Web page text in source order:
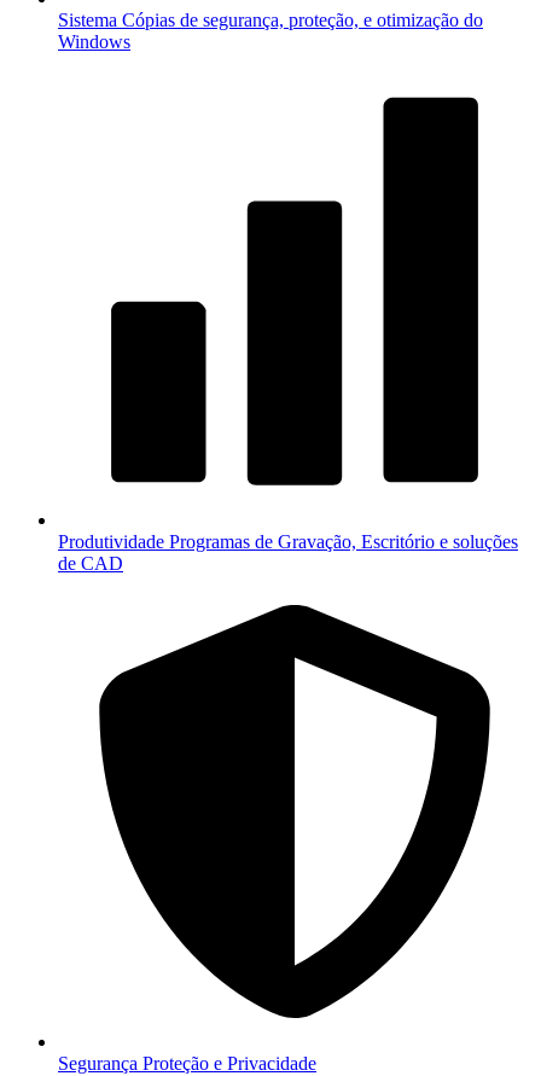
Sistema Cópias de segurança, proteção, e otimização do
Windows
Produtividade Programas de Gravação, Escritório e soluções
de CAD
Segurança Proteção e Privacidade